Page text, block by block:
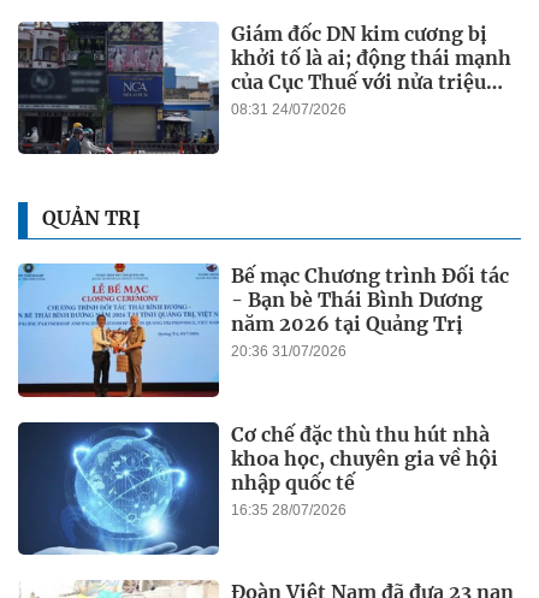
Giám đốc DN kim cương bị
khởi tố là ai; động thái mạnh
của Cục Thuế với nửa triệu
DN
08:31 24/07/2026
QUẢN TRỊ
Bế mạc Chương trình Đối tác
- Bạn bè Thái Bình Dương
năm 2026 tại Quảng Trị
20:36 31/07/2026
Cơ chế đặc thù thu hút nhà
khoa học, chuyên gia về hội
nhập quốc tế
16:35 28/07/2026
Đoàn Việt Nam đã đưa 23 nạn